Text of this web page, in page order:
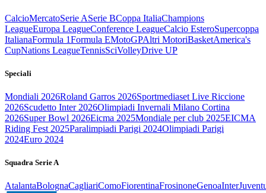
CalcioMercatoSerie ASerie BCoppa ItaliaChampions
LeagueEuropa LeagueConference LeagueCalcio EsteroSupercoppa
ItalianaFormula 1Formula EMotoGPAltri MotoriBasketAmerica's
CupNations LeagueTennisSciVolleyDrive UP
Speciali
Mondiali 2026Roland Garros 2026Sportmediaset Live Riccione
2026Scudetto Inter 2026Olimpiadi Invernali Milano Cortina
2026Super Bowl 2026Eicma 2025Mondiale per club 2025EICMA
Riding Fest 2025Paralimpiadi Parigi 2024Olimpiadi Parigi
2024Euro 2024
Squadra Serie A
AtalantaBolognaCagliariComoFiorentinaFrosinoneGenoaInter